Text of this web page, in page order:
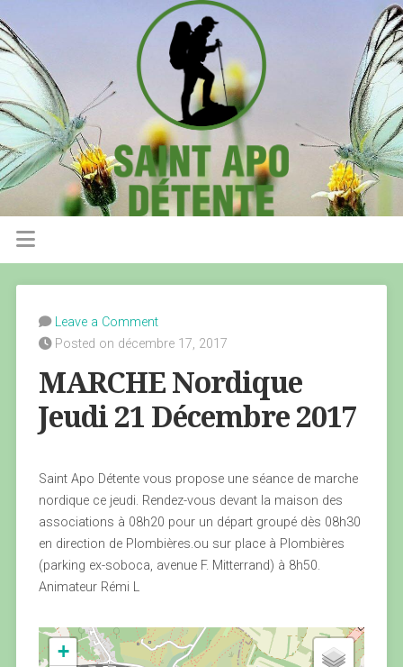
Leave a Comment
Posted on décembre 17, 2017
MARCHE Nordique
Jeudi 21 Décembre 2017
Saint Apo Détente vous propose une séance de marche
nordique ce jeudi. Rendez-vous devant la maison des
associations à 08h20 pour un départ groupé dès 08h30
en direction de Plombières.ou sur place à Plombières
(parking ex-soboca, avenue F. Mitterrand) à 8h50.
Animateur Rémi L
+